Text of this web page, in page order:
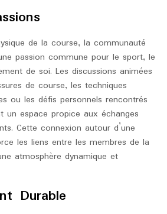
de la course, la communauté
passion commune pour le sport, le
de soi. Les discussions animées
de course, les techniques
ou les défis personnels rencontrés
un espace propice aux échanges
Cette connexion autour d’une
les liens entre les membres de la
atmosphère dynamique et
Durable